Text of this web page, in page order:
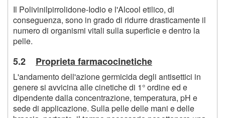
Il Polivinilpirrolidone-Iodio e l'Alcool etilico, di
conseguenza, sono in grado di ridurre drasticamente il
numero di organismi vitali sulla superficie e dentro la
pelle.
5.2 Proprieta farmacocinetiche
L'andamento dell'azione germicida degli antisettici in
genere si avvicina alle cinetiche di 1° ordine ed e
dipendente dalla concentrazione, temperatura, pH e
sede di applicazione. Sulla pelle delle mani e delle